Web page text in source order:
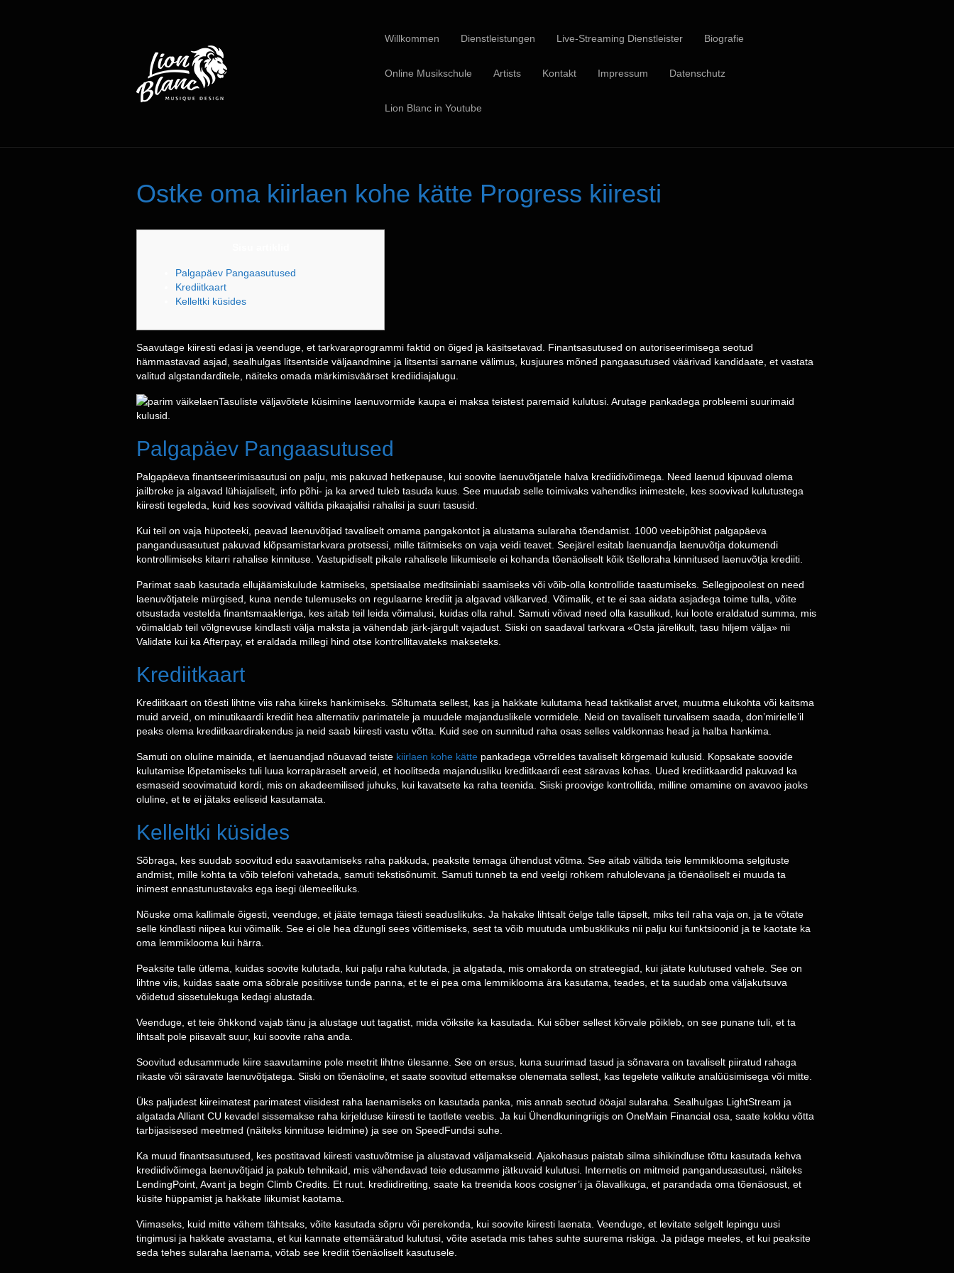
Willkommen Dienstleistungen Live-Streaming Dienstleister Biografie
Online Musikschule Artists Kontakt Impressum Datenschutz
Lion Blanc in Youtube
Ostke oma kiirlaen kohe kätte Progress kiiresti
Palgapäev Pangaasutused
Krediitkaart
Kelleltki küsides
Saavutage kiiresti edasi ja veenduge, et tarkvaraprogrammi faktid on õiged ja käsitsetavad. Finantsasutused on autoriseerimisega seotud
hämmastavad asjad, sealhulgas litsentside väljaandmine ja litsentsi sarnane välimus, kusjuures mõned pangaasutused väärivad kandidaate, et vastata
valitud algstandarditele, näiteks omada märkimisväärset krediidiajalugu.
Tasuliste väljavõtete küsimine laenuvormide kaupa ei maksa teistest paremaid kulutusi. Arutage pankadega probleemi suurimaid
kulusid.
Palgapäev Pangaasutused
Palgapäeva finantseerimisasutusi on palju, mis pakuvad hetkepause, kui soovite laenuvõtjatele halva krediidivõimega. Need laenud kipuvad olema
jailbroke ja algavad lühiajaliselt, info põhi- ja ka arved tuleb tasuda kuus. See muudab selle toimivaks vahendiks inimestele, kes soovivad kulutustega
kiiresti tegeleda, kuid kes soovivad vältida pikaajalisi rahalisi ja suuri tasusid.
Kui teil on vaja hüpoteeki, peavad laenuvõtjad tavaliselt omama pangakontot ja alustama sularaha tõendamist. 1000 veebipõhist palgapäeva
pangandusasutust pakuvad klõpsamistarkvara protsessi, mille täitmiseks on vaja veidi teavet. Seejärel esitab laenuandja laenuvõtja dokumendi
kontrollimiseks kitarri rahalise kinnituse. Vastupidiselt pikale rahalisele liikumisele ei kohanda tõenäoliselt kõik tšelloraha kinnitused laenuvõtja krediiti.
Parimat saab kasutada ellujäämiskulude katmiseks, spetsiaalse meditsiiniabi saamiseks või võib-olla kontrollide taastumiseks. Sellegipoolest on need
laenuvõtjatele mürgised, kuna nende tulemuseks on regulaarne krediit ja algavad välkarved. Võimalik, et te ei saa aidata asjadega toime tulla, võite
otsustada vestelda finantsmaakleriga, kes aitab teil leida võimalusi, kuidas olla rahul. Samuti võivad need olla kasulikud, kui loote eraldatud summa, mis
võimaldab teil võlgnevuse kindlasti välja maksta ja vähendab järk-järgult vajadust. Siiski on saadaval tarkvara «Osta järelikult, tasu hiljem välja» nii
Validate kui ka Afterpay, et eraldada millegi hind otse kontrollitavateks makseteks.
Krediitkaart
Krediitkaart on tõesti lihtne viis raha kiireks hankimiseks. Sõltumata sellest, kas ja hakkate kulutama head taktikalist arvet, muutma elukohta või kaitsma
muid arveid, on minutikaardi krediit hea alternatiiv parimatele ja muudele majanduslikele vormidele. Neid on tavaliselt turvalisem saada, don’mirielle’il
peaks olema krediitkaardirakendus ja neid saab kiiresti vastu võtta. Kuid see on sunnitud raha osas selles valdkonnas head ja halba hankima.
Samuti on oluline mainida, et laenuandjad nõuavad teiste kiirlaen kohe kätte pankadega võrreldes tavaliselt kõrgemaid kulusid. Kopsakate soovide
kulutamise lõpetamiseks tuli luua korrapäraselt arveid, et hoolitseda majandusliku krediitkaardi eest säravas kohas. Uued krediitkaardid pakuvad ka
esmaseid soovimatuid kordi, mis on akadeemilised juhuks, kui kavatsete ka raha teenida. Siiski proovige kontrollida, milline omamine on avavoo jaoks
oluline, et te ei jätaks eeliseid kasutamata.
Kelleltki küsides
Sõbraga, kes suudab soovitud edu saavutamiseks raha pakkuda, peaksite temaga ühendust võtma. See aitab vältida teie lemmiklooma selgituste
andmist, mille kohta ta võib telefoni vahetada, samuti tekstisõnumit. Samuti tunneb ta end veelgi rohkem rahulolevana ja tõenäoliselt ei muuda ta
inimest ennastunustavaks ega isegi ülemeelikuks.
Nõuske oma kallimale õigesti, veenduge, et jääte temaga täiesti seaduslikuks. Ja hakake lihtsalt öelge talle täpselt, miks teil raha vaja on, ja te võtate
selle kindlasti niipea kui võimalik. See ei ole hea džungli sees võitlemiseks, sest ta võib muutuda umbusklikuks nii palju kui funktsioonid ja te kaotate ka
oma lemmiklooma kui härra.
Peaksite talle ütlema, kuidas soovite kulutada, kui palju raha kulutada, ja algatada, mis omakorda on strateegiad, kui jätate kulutused vahele. See on
lihtne viis, kuidas saate oma sõbrale positiivse tunde panna, et te ei pea oma lemmiklooma ära kasutama, teades, et ta suudab oma väljakutsuva
võidetud sissetulekuga kedagi alustada.
Veenduge, et teie õhkkond vajab tänu ja alustage uut tagatist, mida võiksite ka kasutada. Kui sõber sellest kõrvale põikleb, on see punane tuli, et ta
lihtsalt pole piisavalt suur, kui soovite raha anda.
Soovitud edusammude kiire saavutamine pole meetrit lihtne ülesanne. See on ersus, kuna suurimad tasud ja sõnavara on tavaliselt piiratud rahaga
rikaste või säravate laenuvõtjatega. Siiski on tõenäoline, et saate soovitud ettemakse olenemata sellest, kas tegelete valikute analüüsimisega või mitte.
Üks paljudest kiireimatest parimatest viisidest raha laenamiseks on kasutada panka, mis annab seotud ööajal sularaha. Sealhulgas LightStream ja
algatada Alliant CU kevadel sissemakse raha kirjelduse kiiresti te taotlete veebis. Ja kui Ühendkuningriigis on OneMain Financial osa, saate kokku võtta
tarbijasisesed meetmed (näiteks kinnituse leidmine) ja see on SpeedFundsi suhe.
Ka muud finantsasutused, kes postitavad kiiresti vastuvõtmise ja alustavad väljamakseid. Ajakohasus paistab silma sihikindluse tõttu kasutada kehva
krediidivõimega laenuvõtjaid ja pakub tehnikaid, mis vähendavad teie edusamme jätkuvaid kulutusi. Internetis on mitmeid pangandusasutusi, näiteks
LendingPoint, Avant ja begin Climb Credits. Et ruut. krediidireiting, saate ka treenida koos cosigner’i ja õlavalikuga, et parandada oma tõenäosust, et
küsite hüppamist ja hakkate liikumist kaotama.
Viimaseks, kuid mitte vähem tähtsaks, võite kasutada sõpru või perekonda, kui soovite kiiresti laenata. Veenduge, et levitate selgelt lepingu uusi
tingimusi ja hakkate avastama, et kui kannate ettemääratud kulutusi, võite asetada mis tahes suhte suurema riskiga. Ja pidage meeles, et kui peaksite
seda tehes sularaha laenama, võtab see krediit tõenäoliselt kasutusele.